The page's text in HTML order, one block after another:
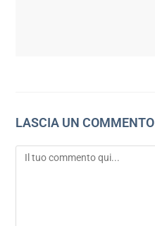
LASCIA UN COMMENTO